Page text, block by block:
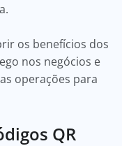
os benefícios dos
nos negócios e
operações para
QR